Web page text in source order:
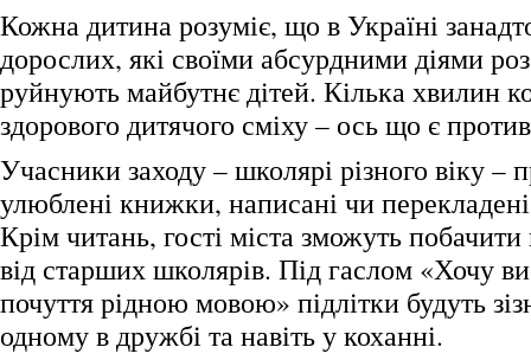
Кожна дитина розуміє, що в Україні
дорослих, які своїми абсурдними діями
руйнують майбутнє дітей. Кілька хвилин
здорового дитячого сміху – ось що є
Учасники заходу – школярі різного віку –
улюблені книжки, написані чи
Крім читань, гості міста зможуть
від старших школярів. Під гаслом «Хочу
почуття рідною мовою» підлітки будуть
одному в дружбі та навіть у коханні.